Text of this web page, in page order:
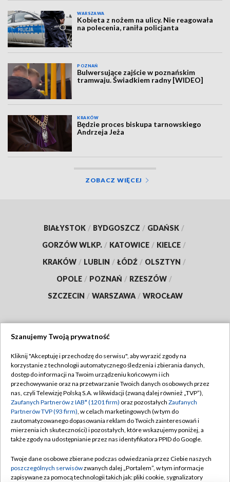
WARSZAWA
Kobieta z nożem na ulicy. Nie reagowała
na polecenia, raniła policjanta
POZNAŃ
Bulwersujące zajście w poznańskim
tramwaju. Świadkiem radny [WIDEO]
KRAKÓW
Będzie proces biskupa tarnowskiego
Andrzeja Jeża
ZOBACZ WIĘCEJ
BIAŁYSTOK / BYDGOSZCZ / GDAŃSK /
GORZÓW WLKP. / KATOWICE / KIELCE /
KRAKÓW / LUBLIN / ŁÓDŹ / OLSZTYN /
OPOLE / POZNAŃ / RZESZÓW /
SZCZECIN / WARSZAWA / WROCŁAW
TVP
Abonament TVP
Emisja w TVP
Centrum informacji TVP
Naziemna Telewizja Cyfrowa
Rada Programowa
Regulamin TVP
Polityka prywatności
Moje zgody
Pomoc
Kontakt
Szanujemy Twoją prywatność
Kliknij "Akceptuję i przechodzę do serwisu", aby wyrazić zgody na
korzystanie z technologii automatycznego śledzenia i zbierania danych,
dostęp do informacji na Twoim urządzeniu końcowym i ich
przechowywanie oraz na przetwarzanie Twoich danych osobowych przez
nas, czyli Telewizję Polską S.A. w likwidacji (zwaną dalej również „TVP”),
Zaufanych Partnerów z IAB* (1201 firm) oraz pozostałych Zaufanych
Partnerów TVP (93 firm), w celach marketingowych (w tym do
zautomatyzowanego dopasowania reklam do Twoich zainteresowań i
mierzenia ich skuteczności) i pozostałych, które wskazujemy poniżej, a
także zgody na udostępnianie przez nas identyfikatora PPID do Google.
Twoje dane osobowe zbierane podczas odwiedzania przez Ciebie naszych
poszczególnych serwisówzwanych dalej „Portalem”, w tym informacje
zapisywane za pomocą technologii takich jak: pliki cookie, sygnalizatory